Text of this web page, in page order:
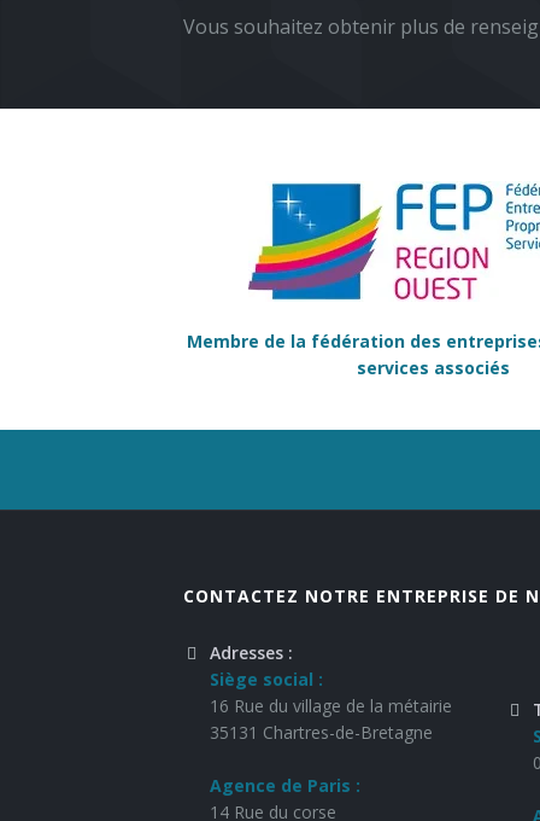
Vous souhaitez obtenir plus de
Membre de la fédération des
services associés
CONTACTEZ NOTRE ENTREPRISE DE
Adresses :
Siège social :
16 Rue du village de la métairie
35131 Chartres-de-Bretagne
Agence de Paris :
14 Rue du corse